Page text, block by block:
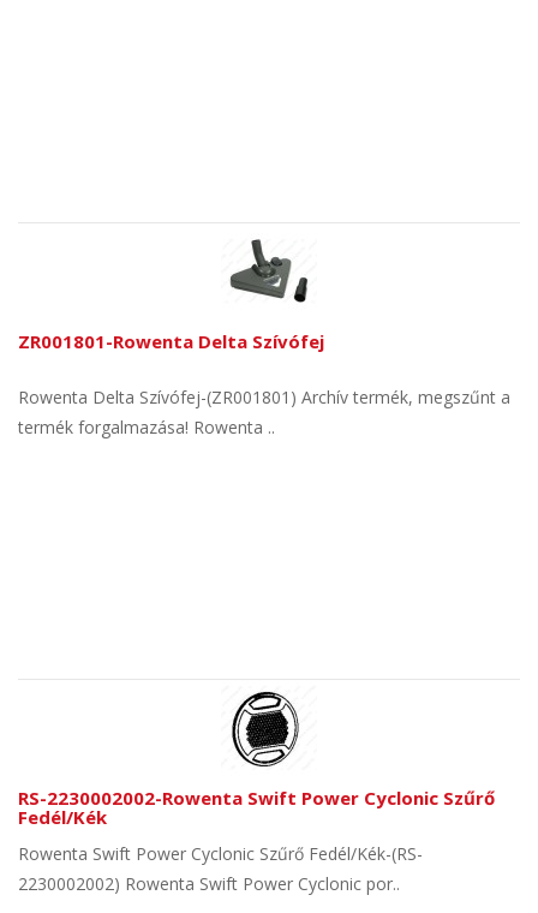
ZR001801-Rowenta Delta Szívófej
Rowenta Delta Szívófej-(ZR001801) Archív termék, megszűnt a
termék forgalmazása! Rowenta ..
RS-2230002002-Rowenta Swift Power Cyclonic Szűrő
Fedél/Kék
Rowenta Swift Power Cyclonic Szűrő Fedél/Kék-(RS-
2230002002) Rowenta Swift Power Cyclonic por..